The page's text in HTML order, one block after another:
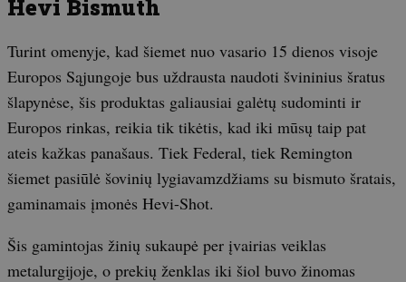
Hevi Bismuth
Turint omenyje, kad šiemet nuo vasario 15 dienos visoje
Europos Sąjungoje bus uždrausta naudoti švininius šratus
šlapynėse, šis produktas galiausiai galėtų sudominti ir
Europos rinkas, reikia tik tikėtis, kad iki mūsų taip pat
ateis kažkas panašaus. Tiek Federal, tiek Remington
šiemet pasiūlė šovinių lygiavamzdžiams su bismuto šratais,
gaminamais įmonės Hevi-Shot.
Šis gamintojas žinių sukaupė per įvairias veiklas
metalurgijoje, o prekių ženklas iki šiol buvo žinomas